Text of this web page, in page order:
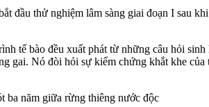
đầu thử nghiệm lâm sàng giai đoạn I sau
tế bào đều xuất phát từ những câu hỏi
gai. Nó đòi hỏi sự kiểm chứng khắt khe
ba năm giữa rừng thiêng nước độc